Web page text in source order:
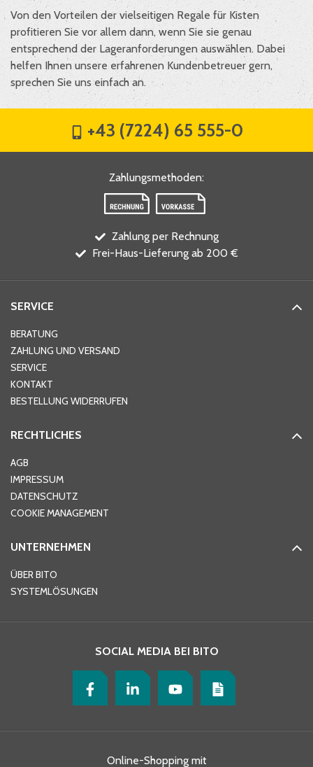
Von den Vorteilen der vielseitigen Regale für Kisten
profitieren Sie vor allem dann, wenn Sie sie genau
entsprechend der Lageranforderungen auswählen. Dabei
helfen Ihnen unsere erfahrenen Kundenbetreuer gern,
sprechen Sie uns einfach an.
+43 (7224) 65 555-0
Zahlungsmethoden:
Zahlung per Rechnung
Frei-Haus-Lieferung ab 200 €
SERVICE
BERATUNG
ZAHLUNG UND VERSAND
SERVICE
KONTAKT
BESTELLUNG WIDERRUFEN
RECHTLICHES
AGB
IMPRESSUM
DATENSCHUTZ
COOKIE MANAGEMENT
UNTERNEHMEN
ÜBER BITO
SYSTEMLÖSUNGEN
SOCIAL MEDIA BEI BITO
Online-Shopping mit